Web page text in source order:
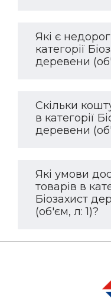
Які є
категорії
деревени
Скільки
в категорії
деревени
Які умови
товарів в
Біозахист
(об'єм, л: 1)?